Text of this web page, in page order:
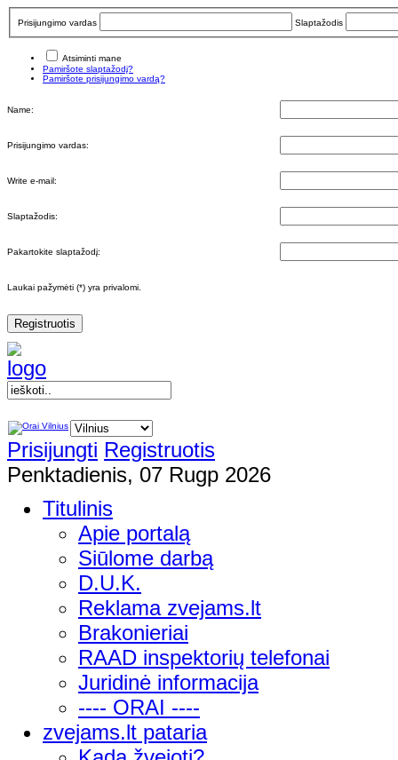
Prisijungimo vardas Slaptažodis
Atsiminti mane
Pamiršote slaptažodį?
Pamiršote prisijungimo vardą?
Name:
Prisijungimo vardas:
Write e-mail:
Slaptažodis:
Pakartokite slaptažodį:
Laukai pažymėti (*) yra privalomi.
Registruotis
Prisijungti Registruotis
Penktadienis, 07 Rugp 2026
Titulinis
Apie portalą
Siūlome darbą
D.U.K.
Reklama zvejams.lt
Brakonieriai
RAAD inspektorių telefonai
Juridinė informacija
---- ORAI ----
zvejams.lt pataria